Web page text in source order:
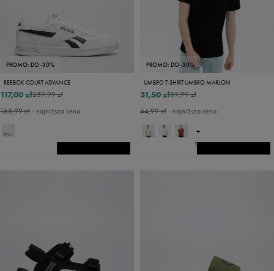
PROMO: DO -30%
REEBOK COURT ADVANCE
259,99 zł
117,00 zł
168,99 zł- najniższa cena
PROMO: DO -30%
UMBRO T-SHIRT UMBRO MARLON
89,99 zł
31,50 zł
44,99 zł- najniższa cena
+
14